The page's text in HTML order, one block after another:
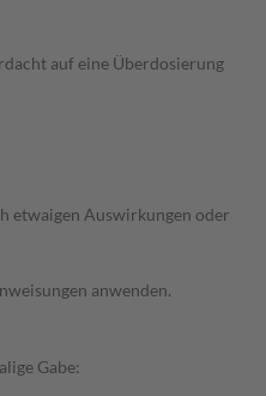
auf eine Überdosierung
etwaigen Auswirkungen oder
anwenden.
Gabe: